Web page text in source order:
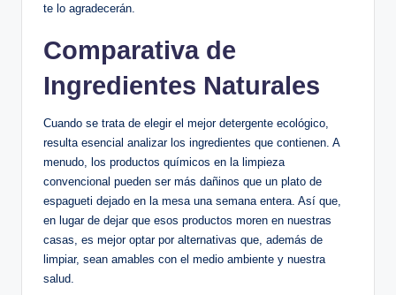
te lo agradecerán.
Comparativa de
Ingredientes Naturales
Cuando se trata de elegir el mejor detergente ecológico,
resulta esencial analizar los ingredientes que contienen. A
menudo, los productos químicos en la limpieza
convencional pueden ser más dañinos que un plato de
espagueti dejado en la mesa una semana entera. Así que,
en lugar de dejar que esos productos moren en nuestras
casas, es mejor optar por alternativas que, además de
limpiar, sean amables con el medio ambiente y nuestra
salud.